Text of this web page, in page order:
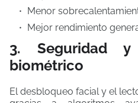
Menor
Mejor rendimiento
3. Seguridad y
biométrico
El desbloqueo facial y el